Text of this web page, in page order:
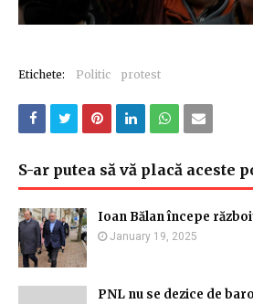
Etichete: Politic protest
S-ar putea să vă placă aceste
Ioan Bălan începe
January 19, 2025
PNL nu se dezice de